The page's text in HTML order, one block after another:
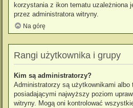
korzystania z ikon tematu uzależniona
przez administratora witryny.
Na górę
Rangi użytkownika i grupy
Kim są administratorzy?
Administratorzy są użytkownikami albo
posiadającymi najwyższy poziom
witryny. Mogą oni kontrolować